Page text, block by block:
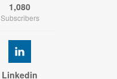
1,080
Subscribers
Linkedin